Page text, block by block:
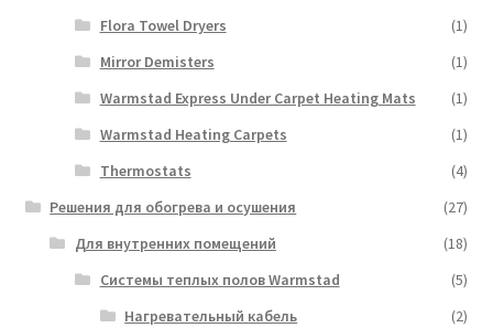
Flora Towel Dryers
(1)
Mirror Demisters
(1)
Warmstad Express Under Carpet Heating Mats
(1)
Warmstad Heating Carpets
(1)
Thermostats
(4)
Решения для обогрева и осушения
(27)
Для внутренних помещений
(18)
Системы теплых полов Warmstad
(5)
Нагревательный кабель
(2)